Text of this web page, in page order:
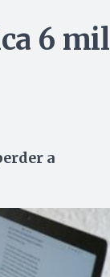
6 mil
a